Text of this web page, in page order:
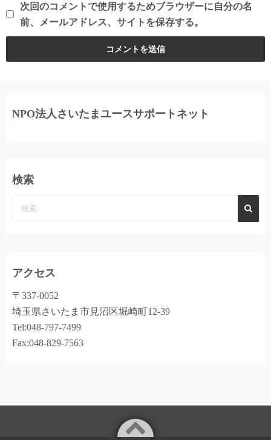
次回のコメントで使用するためブラウザーに自分の名
前、メールアドレス、サイトを保存する。
NPO法人さいたまユースサポートネット
検索
アクセス
〒337-0052
埼玉県さいたま市見沼区堀崎町12-39
Tel:048-797-7499
Fax:048-829-7563